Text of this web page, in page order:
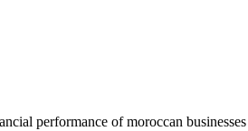
performance of moroccan businesses